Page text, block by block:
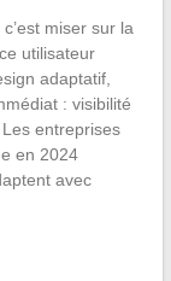
miser sur la
utilisateur
adaptatif,
: visibilité
entreprises
en 2024
avec